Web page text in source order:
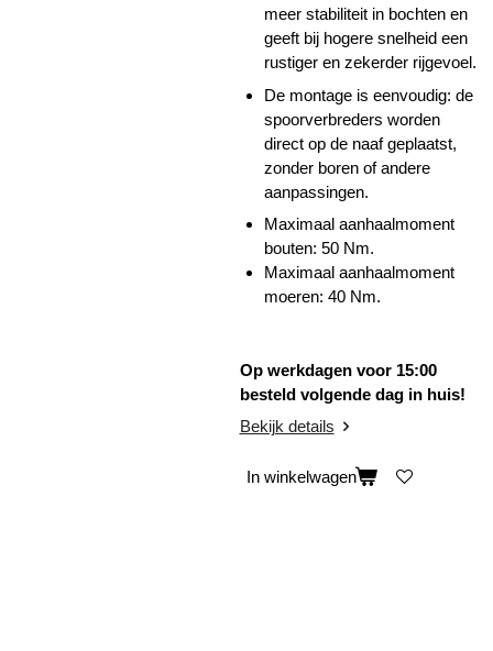
meer stabiliteit in bochten en
geeft bij hogere snelheid een
rustiger en zekerder rijgevoel.
De montage is eenvoudig: de
spoorverbreders worden
direct op de naaf geplaatst,
zonder boren of andere
aanpassingen.
Maximaal aanhaalmoment
bouten: 50 Nm.
Maximaal aanhaalmoment
moeren: 40 Nm.
Op werkdagen voor 15:00
besteld volgende dag in huis!
Bekijk details
In winkelwagen